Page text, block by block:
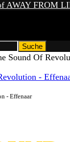
AWAY FROM
Sound Of
- Effenaar